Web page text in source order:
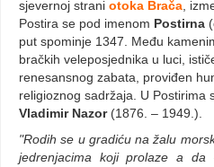
sjevernoj strani otoka Brača ,
Postira se pod imenom Postirna
put spominje 1347. Među
bračkih veleposjednika u luci,
renesansnog zabata, proviđen
religioznog sadržaja. U Postirima
Vladimir Nazor(1876. – 1949.).
"Rodih se u gradiću na žalu
jedrenjacima koji prolaze a